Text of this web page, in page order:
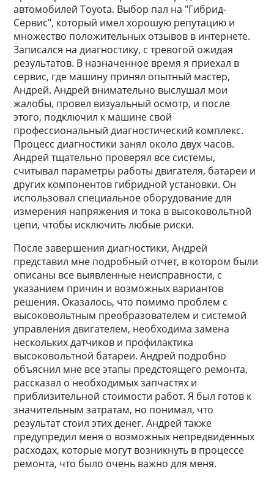
автомобилей Toyota. Выбор пал на "Гибрид-
Сервис", который имел хорошую репутацию и
множество положительных отзывов в интернете.
Записался на диагностику, с тревогой ожидая
результатов. В назначенное время я приехал в
сервис, где машину принял опытный мастер,
Андрей. Андрей внимательно выслушал мои
жалобы, провел визуальный осмотр, и после
этого, подключил к машине свой
профессиональный диагностический комплекс.
Процесс диагностики занял около двух часов.
Андрей тщательно проверял все системы,
считывал параметры работы двигателя, батареи и
других компонентов гибридной установки. Он
использовал специальное оборудование для
измерения напряжения и тока в высоковольтной
цепи, чтобы исключить любые риски.
После завершения диагностики, Андрей
представил мне подробный отчет, в котором были
описаны все выявленные неисправности, с
указанием причин и возможных вариантов
решения. Оказалось, что помимо проблем с
высоковольтным преобразователем и системой
управления двигателем, необходима замена
нескольких датчиков и профилактика
высоковольтной батареи. Андрей подробно
объяснил мне все этапы предстоящего ремонта,
рассказал о необходимых запчастях и
приблизительной стоимости работ. Я был готов к
значительным затратам, но понимал, что
результат стоил этих денег. Андрей также
предупредил меня о возможных непредвиденных
расходах, которые могут возникнуть в процессе
ремонта, что было очень важно для меня.